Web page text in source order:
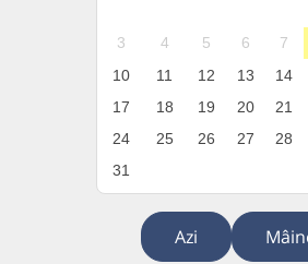
3
4 5 6 7
10
11 12 13 14
17
18 19 20 21
24
25 26 27 28
31
Azi